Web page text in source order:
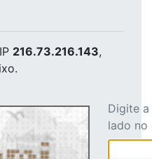
216.73.216.143,
Digite
lado no